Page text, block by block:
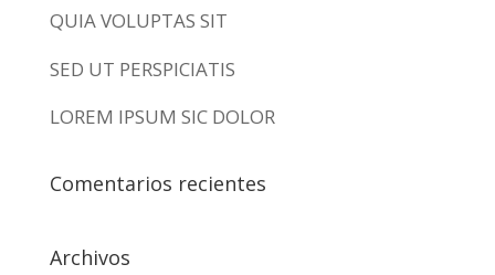
QUIA VOLUPTAS SIT
SED UT PERSPICIATIS
LOREM IPSUM SIC DOLOR
Comentarios recientes
Archivos